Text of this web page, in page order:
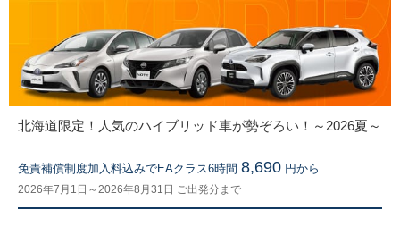
北海道限定！人気のハイブリッド車が勢ぞろい！～2026夏～
免責補償制度加入料込みでEAクラス6時間 8,690 円から
2026年7月1日～2026年8月31日 ご出発分まで